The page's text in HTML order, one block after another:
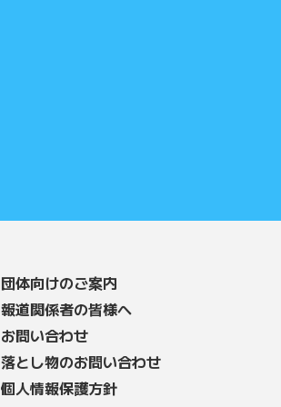
団体向けのご案内
報道関係者の皆様へ
お問い合わせ
落とし物のお問い合わせ
個人情報保護方針